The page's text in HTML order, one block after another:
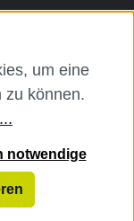
um eine
zu können.
notwendige